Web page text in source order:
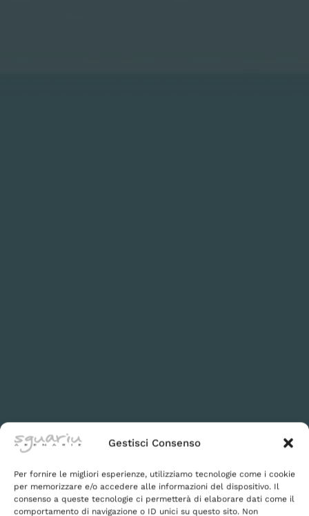
Gestisci Consenso
Per fornire le migliori esperienze, utilizziamo tecnologie come i cookie
per memorizzare e/o accedere alle informazioni del dispositivo. Il
consenso a queste tecnologie ci permetterà di elaborare dati come il
comportamento di navigazione o ID unici su questo sito. Non